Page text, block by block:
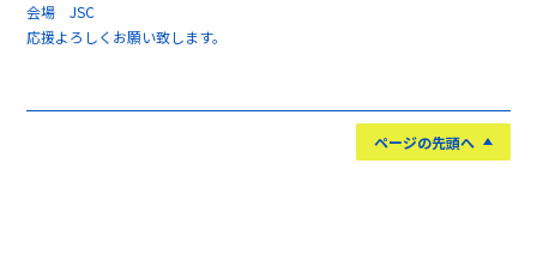
会場 JSC
応援よろしくお願い致します。
ページの先頭へ